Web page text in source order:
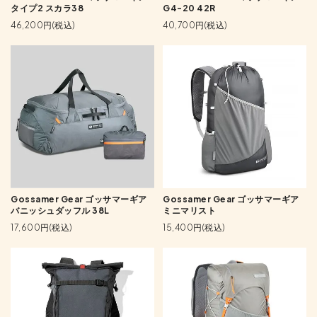
タイプ2 スカラ38
46,200円(税込)
G4-20 42R
40,700円(税込)
Gossamer Gear ゴッサマーギア
バニッシュダッフル 38L
17,600円(税込)
Gossamer Gear ゴッサマーギア
ミニマリスト
15,400円(税込)